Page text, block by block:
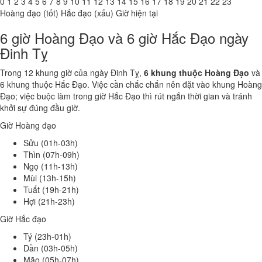
Hoàng đạo (tốt) Hắc đạo (xấu) Giờ hiện tại
6 giờ Hoàng Đạo và 6 giờ Hắc Đạo ngày
Đinh Tỵ
Trong 12 khung giờ của ngày Đinh Tỵ, 6 khung thuộc Hoàng Đạo và
6 khung thuộc Hắc Đạo. Việc cần chắc chắn nên đặt vào khung Hoàng
Đạo; việc buộc làm trong giờ Hắc Đạo thì rút ngắn thời gian và tránh
khởi sự đúng đầu giờ.
Giờ Hoàng đạo
Sửu (01h-03h)
Thìn (07h-09h)
Ngọ (11h-13h)
Mùi (13h-15h)
Tuất (19h-21h)
Hợi (21h-23h)
Giờ Hắc đạo
Tý (23h-01h)
Dần (03h-05h)
Mão (05h-07h)